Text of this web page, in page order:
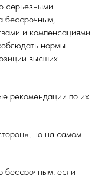
серьезными
бессрочным,
и компенсациями.
нормы
высших
рекомендации по их
но на самом
бессрочным, если